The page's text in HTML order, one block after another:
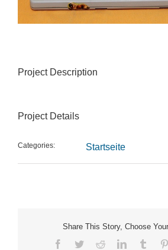
Project Description
Project Details
Categories: Startseite
Share This Story, Choose
Facebook
TwitterRedditLinkedIn